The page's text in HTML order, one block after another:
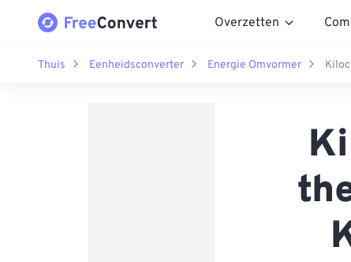
Overzetten
Thuis Eenheidsconverter Energie Omvormer